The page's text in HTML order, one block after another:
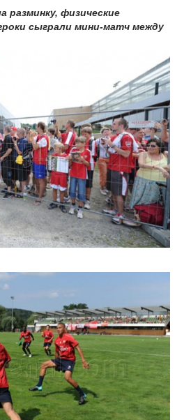
разминку, физические
сыграли мини-матч между